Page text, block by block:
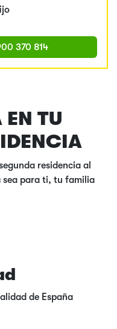
370 814
TU
residencia al
sea para ti, tu familia
de España